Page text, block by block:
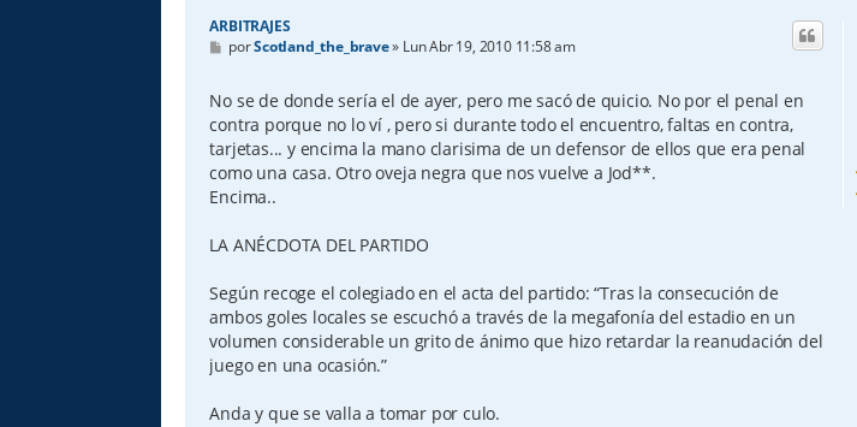
ARBITRAJES
M
e
s
a
j
e
porScotland_the_brave» Lun Abr 19, 2010 11:58 am
No se de donde sería el de ayer, pero me sacó de quicio. No por el penal en
contra porque no lo ví , pero si durante todo el encuentro, faltas en contra,
tarjetas... y encima la mano clarisima de un defensor de ellos que era penal
como una casa. Otro oveja negra que nos vuelve a Jod**.
Encima..
LA ANÉCDOTA DEL PARTIDO
Según recoge el colegiado en el acta del partido: “Tras la consecución de
ambos goles locales se escuchó a través de la megafonía del estadio en un
volumen considerable un grito de ánimo que hizo retardar la reanudación del
juego en una ocasión.”
Anda y que se valla a tomar por culo.